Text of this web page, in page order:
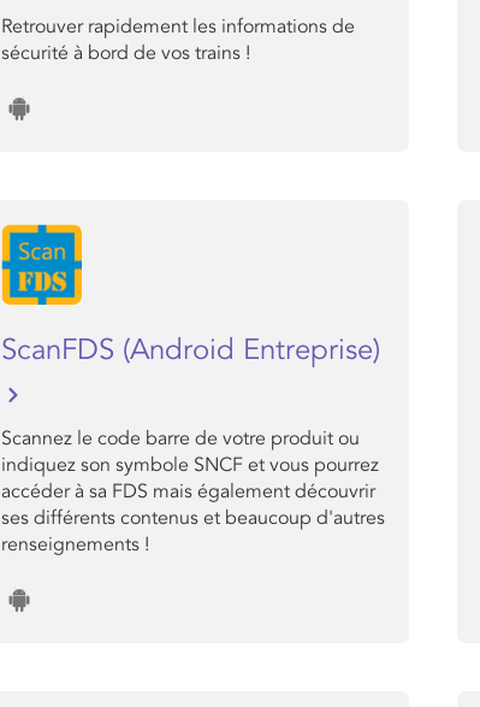
Retrouver rapidement les informations de
sécurité à bord de vos trains !
ScanFDS (Android Entreprise)
Scannez le code barre de votre produit ou
indiquez son symbole SNCF et vous pourrez
accéder à sa FDS mais également découvrir
ses différents contenus et beaucoup d'autres
renseignements !